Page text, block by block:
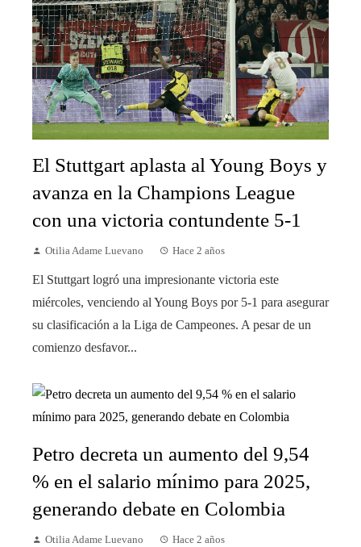
El Stuttgart aplasta al Young Boys y
avanza en la Champions League
con una victoria contundente 5-1
Otilia Adame Luevano Hace 2 años
El Stuttgart logró una impresionante victoria este
miércoles, venciendo al Young Boys por 5-1 para asegurar
su clasificación a la Liga de Campeones. A pesar de un
comienzo desfavor...
Petro decreta un aumento del 9,54
% en el salario mínimo para 2025,
generando debate en Colombia
Otilia Adame Luevano Hace 2 años